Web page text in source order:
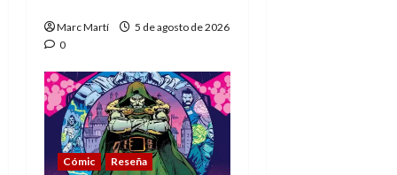
Marc Martí
5 de agosto de 2026
0
Cómic Reseña